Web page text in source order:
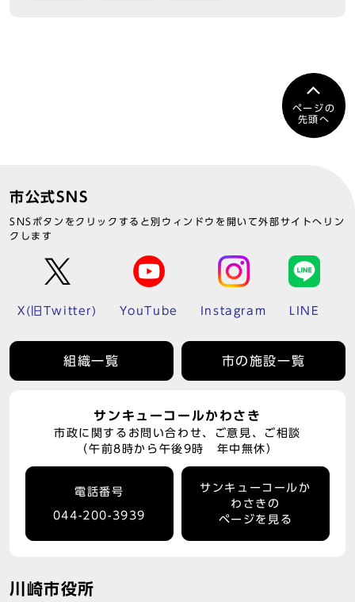
ページの
先頭へ
市公式SNS
SNSボタンをクリックすると別ウィンドウを開いて外部サイトへリン
クします
X(旧Twitter) YouTube Instagram LINE
組織一覧 市の施設一覧
サンキューコールかわさき
市政に関するお問い合わせ、ご意見、ご相談
（午前8時から午後9時 年中無休）
電話番号
044-200-3939
サンキューコールか
わさきの
ページを見る
川崎市役所